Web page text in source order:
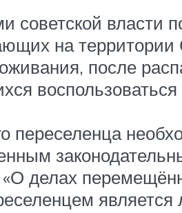
советской власти
на
после
переселенца
«О делах